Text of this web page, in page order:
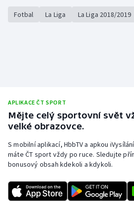
Fotbal La Liga La Liga 2018/2019
APLIKACE ČT SPORT
Mějte celý sportovní svět
velké obrazovce.
S mobilní aplikací, HbbTV a apkou
máte ČT sport vždy po ruce. Sledujte
bonusový obsah kdekoli a kdykoli.